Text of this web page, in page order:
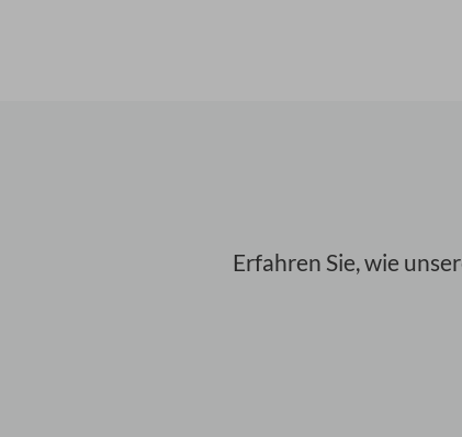
Erfahren Sie, wie